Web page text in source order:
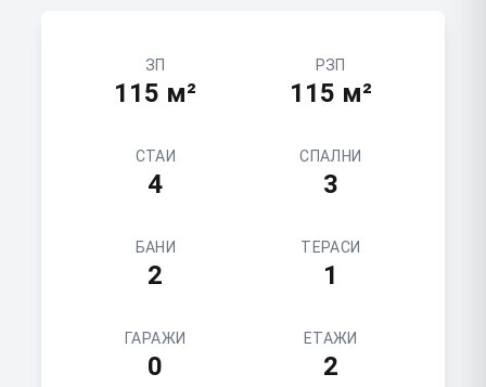
ЗП
115 м²
РЗП
115 м²
СТАИ
4
СПАЛНИ
3
БАНИ
2
ТЕРАСИ
1
ГАРАЖИ
0
ЕТАЖИ
2